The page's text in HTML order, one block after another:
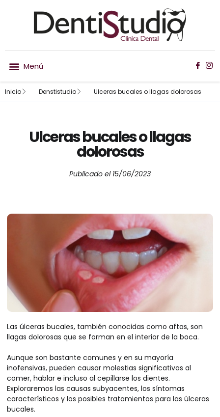
Inicio Denstistudio Ulceras bucales o llagas dolorosas
Ulceras bucales o llagas
dolorosas
Publicado el 15/06/2023
Las úlceras bucales, también conocidas como aftas, son
llagas dolorosas que se forman en el interior de la boca.
Aunque son bastante comunes y en su mayoría
inofensivas, pueden causar molestias significativas al
comer, hablar e incluso al cepillarse los dientes.
Exploraremos las causas subyacentes, los síntomas
característicos y los posibles tratamientos para las úlceras
bucales.